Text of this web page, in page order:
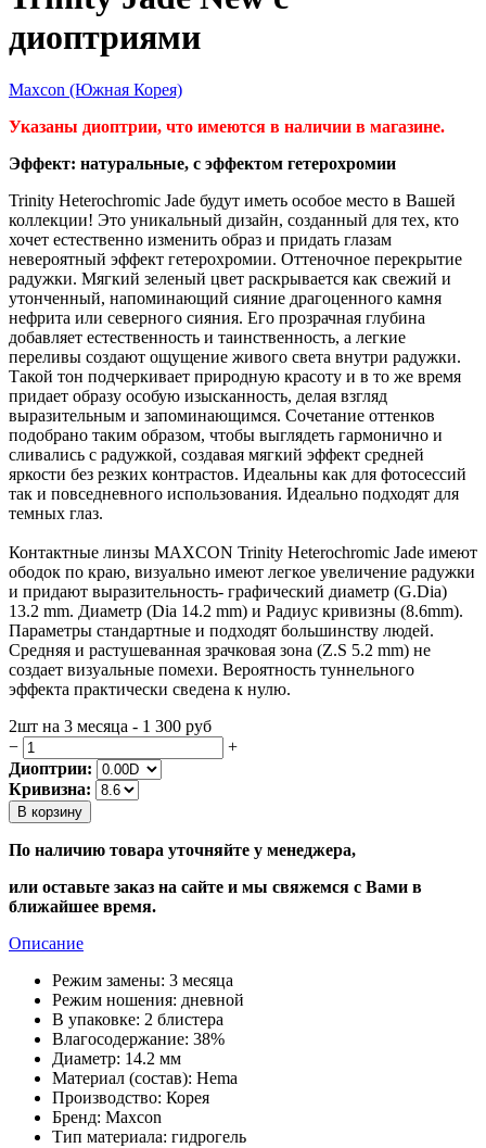
диоптриями
Maxcon (Южная Корея)
Указаны диоптрии, что имеются в наличии в магазине.
Эффект: натуральные, с эффектом гетерохромии
Trinity Heterochromic Jade будут иметь особое место в Вашей
коллекции! Это уникальный дизайн, созданный для тех, кто
хочет естественно изменить образ и придать глазам
невероятный эффект гетерохромии. Оттеночное перекрытие
радужки. Мягкий зеленый цвет раскрывается как свежий и
утонченный, напоминающий сияние драгоценного камня
нефрита или северного сияния. Его прозрачная глубина
добавляет естественность и таинственность, а легкие
переливы создают ощущение живого света внутри радужки.
Такой тон подчеркивает природную красоту и в то же время
придает образу особую изысканность, делая взгляд
выразительным и запоминающимся. Сочетание оттенков
подобрано таким образом, чтобы выглядеть гармонично и
сливались с радужкой, создавая мягкий эффект средней
яркости без резких контрастов. Идеальны как для фотосессий
так и повседневного использования. Идеально подходят для
темных глаз.
Контактные линзы MAXCON Trinity Heterochromic Jade имеют
ободок по краю, визуально имеют легкое увеличение радужки
и придают выразительность- графический диаметр (G.Dia)
13.2 mm. Диаметр (Dia 14.2 mm) и Радиус кривизны (8.6mm).
Параметры стандартные и подходят большинству людей.
Средняя и растушеванная зрачковая зона (Z.S 5.2 mm) не
создает визуальные помехи. Вероятность туннельного
эффекта практически сведена к нулю.
2шт на 3 месяца - 1 300 руб
−
+
Диоптрии:
Кривизна:
В корзину
По наличию товара уточняйте у менеджера,
или оставьте заказ на сайте и мы свяжемся с Вами в
ближайшее время.
Описание
Режим замены: 3 месяца
Режим ношения: дневной
В упаковке: 2 блистера
Влагосодержание: 38%
Диаметр: 14.2 мм
Материал (состав): Hema
Производство: Корея
Бренд: Maxcon
Тип материала: гидрогель